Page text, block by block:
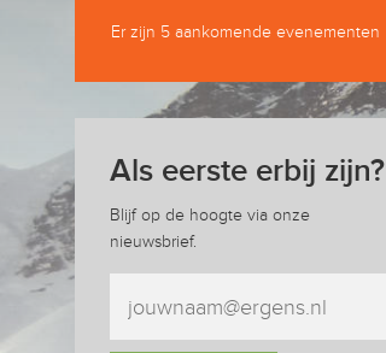
Er zijn 5 aankomende evenementen
Als eerste erbij zijn?
Blijf op de hoogte via onze
nieuwsbrief.